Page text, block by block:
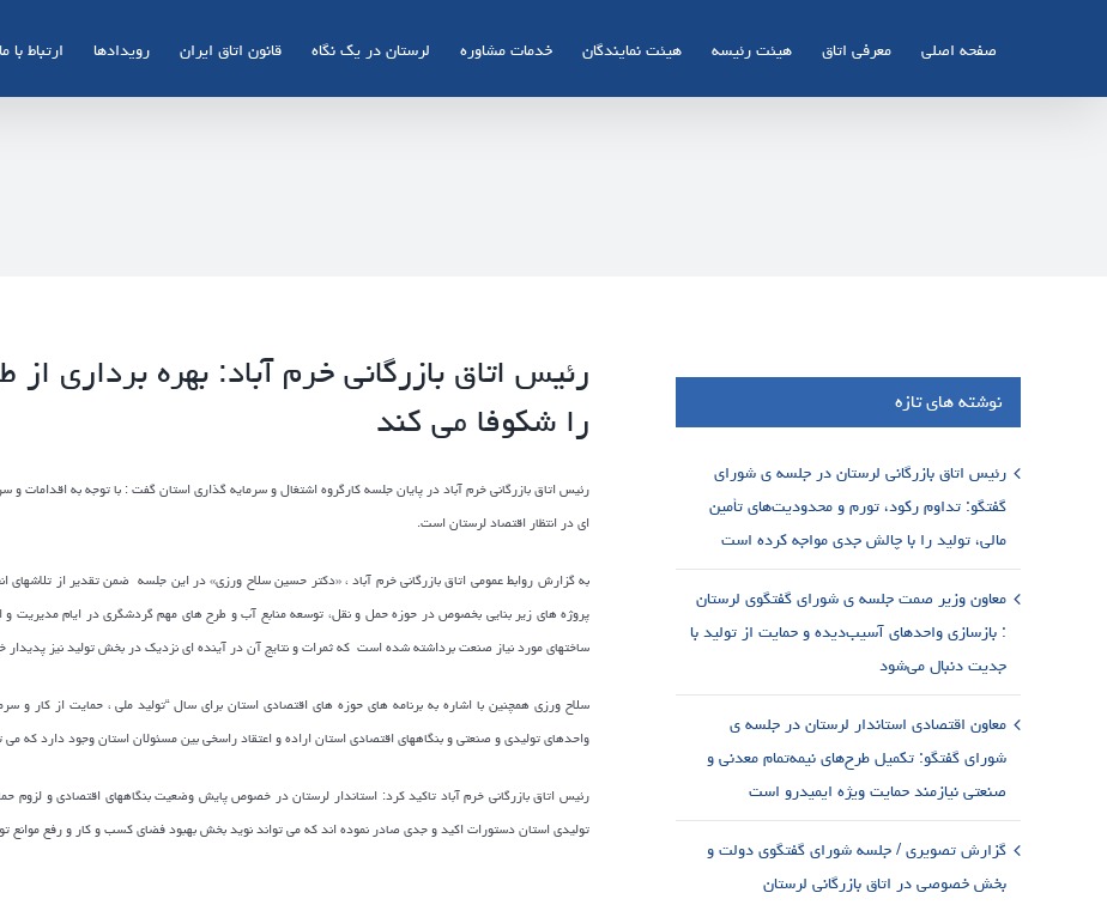
صفحه اصلی معرفی اتاق هیئت رئیسه هیئت نمایندگان خدمات مشاوره لرستان در یک نگاه قانون اتاق ایران رویدادها ارتباط با ما
رئیس اتاق بازرگانی خرم آباد: بهره برداری از
را شکوفا می کند
رئیس اتاق بازرگانی خرم آباد در پایان جلسه کارگروه اشتغال و سرمایه گذاری استان گفت : با توجه به اقدامات
ای در انتظار اقتصاد لرستان است.
به گزارش روابط عمومی اتاق بازرگانی خرم آباد ، «دکتر حسین سلاح ورزی» در این جلسه ضمن تقدیر از تلاشهای
پروژه های زیر بنایی بخصوص در حوزه حمل و نقل، توسعه منابع آب و طرح های مهم گردشگری در ایام مدیریت و
ساختهای مورد نیاز صنعت برداشته شده است که ثمرات و نتایج آن در آینده ای نزدیک در بخش تولید نیز
سلاح ورزی همچنین با اشاره به برنامه های حوزه های اقتصادی استان برای سال “تولید ملی ، حمایت از کار و
واحدهای تولیدی و صنعتی و بنگاههای اقتصادی استان اراده و اعتقاد راسخی بین مسئولان استان وجود دارد که می
رئیس اتاق بازرگانی خرم آباد تاکید کرد: استاندار لرستان در خصوص پایش وضعیت بنگاههای اقتصادی و
تولیدی استان دستورات اکید و جدی صادر نموده اند که می تواند نوید بخش بهبود فضای کسب و کار و رفع موانع
نوشته های تازه
رئیس اتاق بازرگانی لرستان در جلسه ی شورای
گفتگو: تداوم رکود، تورم و محدودیت‌های تأمین
مالی، تولید را با چالش جدی مواجه کرده است
معاون وزیر صمت جلسه ی شورای گفتگوی لرستان
: بازسازی واحدهای آسیب‌دیده و حمایت از تولید با
جدیت دنبال می‌شود
معاون اقتصادی استاندار لرستان در جلسه ی
شورای گفتگو: تکمیل طرح‌های نیمه‌تمام معدنی و
صنعتی نیازمند حمایت ویژه ایمیدرو است
گزارش تصویری / جلسه شورای گفتگوی دولت و
بخش خصوصی در اتاق بازرگانی لرستان